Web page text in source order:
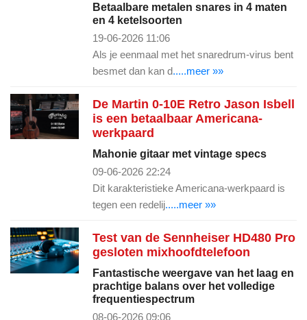
Betaalbare metalen snares in 4 maten
en 4 ketelsoorten
19-06-2026 11:06
Als je eenmaal met het snaredrum-virus bent
besmet dan kan d.....meer »»
De Martin 0-10E Retro Jason Isbell
is een betaalbaar Americana-
werkpaard
Mahonie gitaar met vintage specs
09-06-2026 22:24
Dit karakteristieke Americana-werkpaard is
tegen een redelij.....meer »»
Test van de Sennheiser HD480 Pro
gesloten mixhoofdtelefoon
Fantastische weergave van het laag en
prachtige balans over het volledige
frequentiespectrum
08-06-2026 09:06